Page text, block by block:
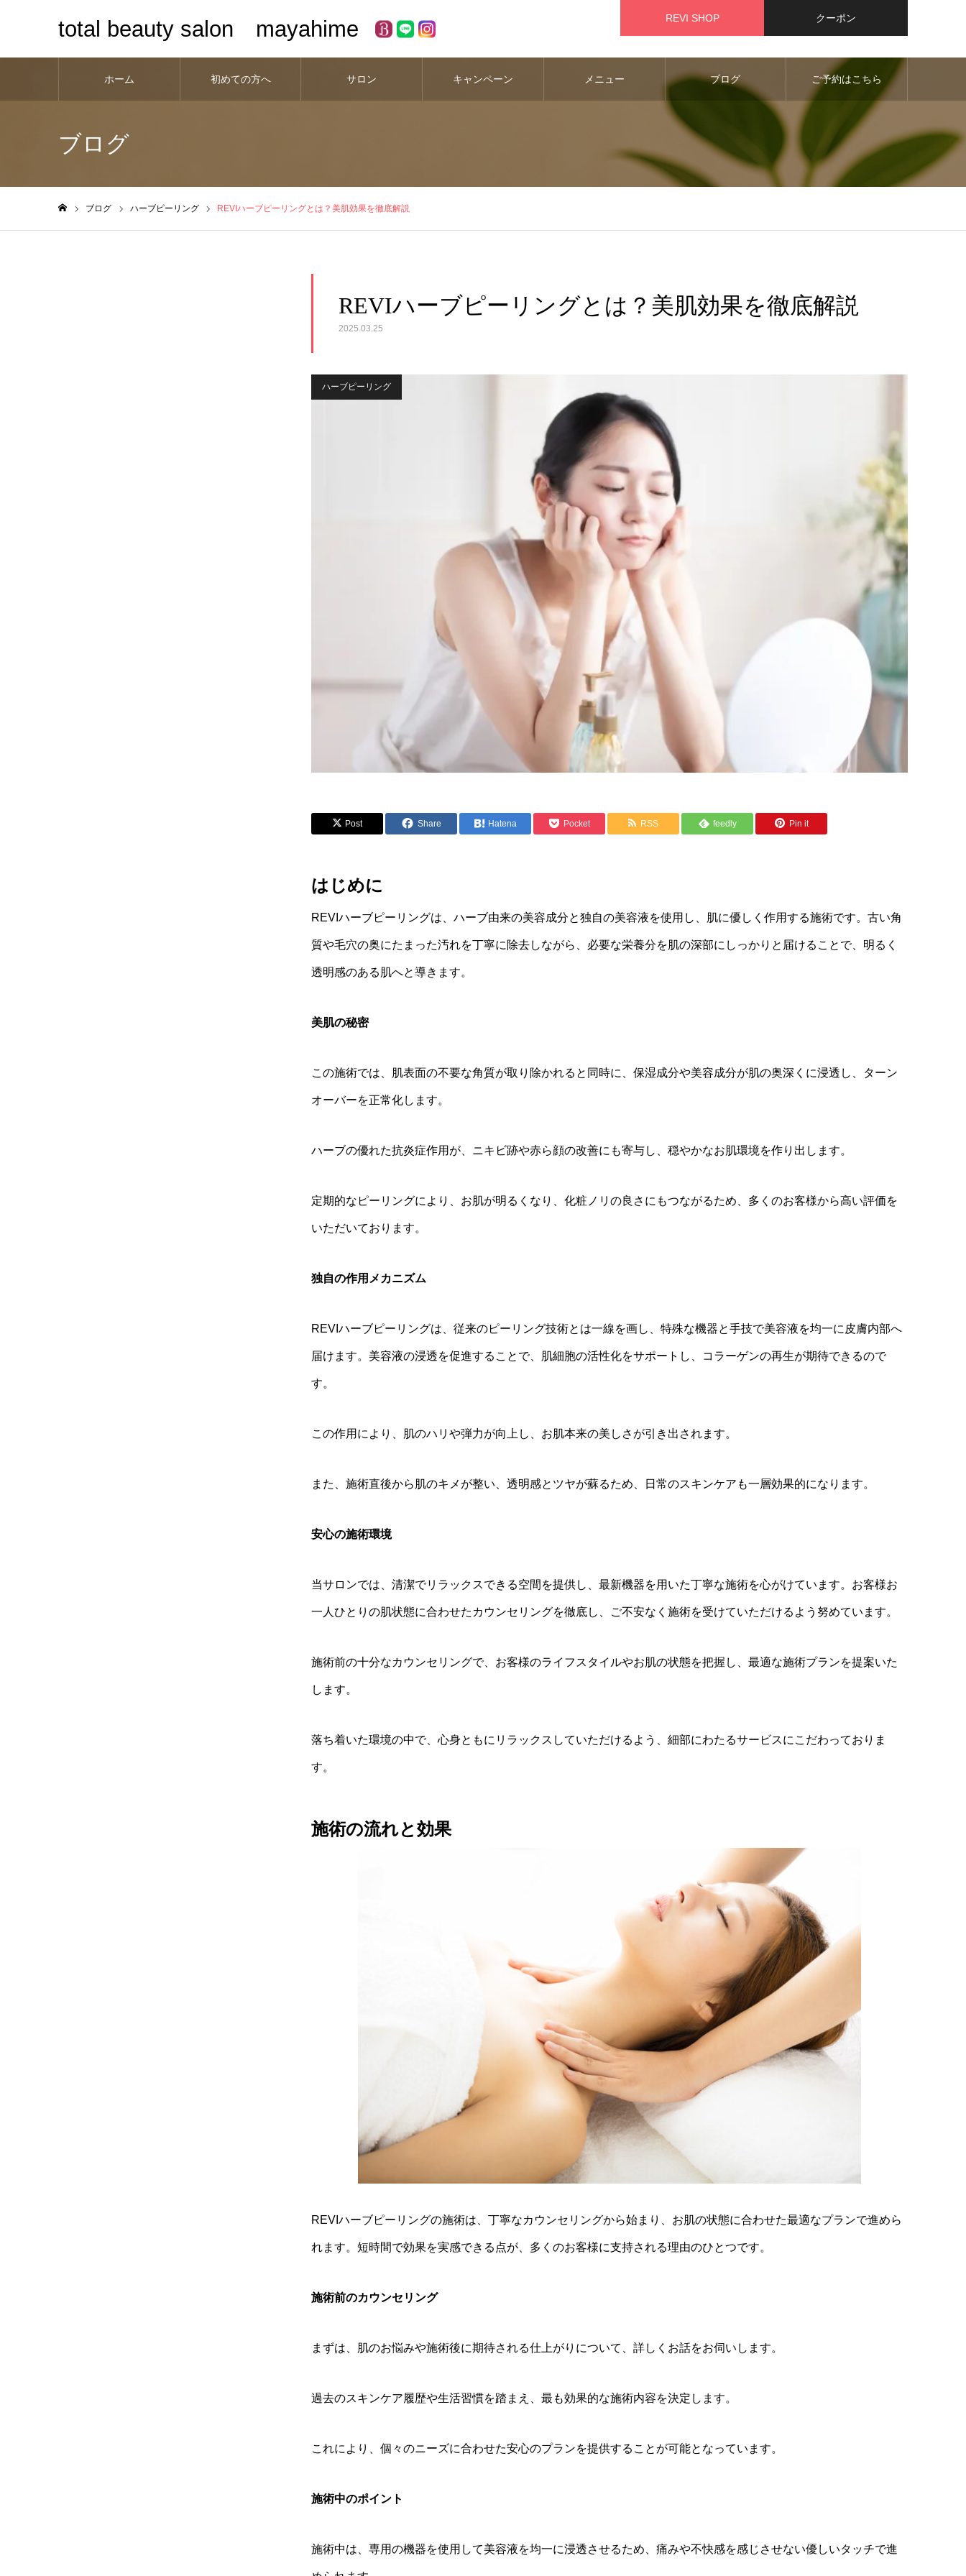
total beauty salon mayahime REVI SHOP クーポン
ホーム 初めての方へ サロン キャンペーン メニュー ブログ ご予約はこちら
ブログ
ブログ ハーブピーリング REVIハーブピーリングとは？美肌効果を徹底解説
REVIハーブピーリングとは？美肌効果を徹底解説
2025.03.25
ハーブピーリング
Post Share Hatena Pocket RSS feedly Pin it
はじめに
REVIハーブピーリングは、ハーブ由来の美容成分と独自の美容液を使用し、肌に優しく作用する施術です。古い角
質や毛穴の奥にたまった汚れを丁寧に除去しながら、必要な栄養分を肌の深部にしっかりと届けることで、明るく
透明感のある肌へと導きます。
美肌の秘密
この施術では、肌表面の不要な角質が取り除かれると同時に、保湿成分や美容成分が肌の奥深くに浸透し、ターン
オーバーを正常化します。
ハーブの優れた抗炎症作用が、ニキビ跡や赤ら顔の改善にも寄与し、穏やかなお肌環境を作り出します。
定期的なピーリングにより、お肌が明るくなり、化粧ノリの良さにもつながるため、多くのお客様から高い評価を
いただいております。
独自の作用メカニズム
REVIハーブピーリングは、従来のピーリング技術とは一線を画し、特殊な機器と手技で美容液を均一に皮膚内部へ
届けます。美容液の浸透を促進することで、肌細胞の活性化をサポートし、コラーゲンの再生が期待できるので
す。
この作用により、肌のハリや弾力が向上し、お肌本来の美しさが引き出されます。
また、施術直後から肌のキメが整い、透明感とツヤが蘇るため、日常のスキンケアも一層効果的になります。
安心の施術環境
当サロンでは、清潔でリラックスできる空間を提供し、最新機器を用いた丁寧な施術を心がけています。お客様お
一人ひとりの肌状態に合わせたカウンセリングを徹底し、ご不安なく施術を受けていただけるよう努めています。
施術前の十分なカウンセリングで、お客様のライフスタイルやお肌の状態を把握し、最適な施術プランを提案いた
します。
落ち着いた環境の中で、心身ともにリラックスしていただけるよう、細部にわたるサービスにこだわっておりま
す。
施術の流れと効果
REVIハーブピーリングの施術は、丁寧なカウンセリングから始まり、お肌の状態に合わせた最適なプランで進めら
れます。短時間で効果を実感できる点が、多くのお客様に支持される理由のひとつです。
施術前のカウンセリング
まずは、肌のお悩みや施術後に期待される仕上がりについて、詳しくお話をお伺いします。
過去のスキンケア履歴や生活習慣を踏まえ、最も効果的な施術内容を決定します。
これにより、個々のニーズに合わせた安心のプランを提供することが可能となっています。
施術中のポイント
施術中は、専用の機器を使用して美容液を均一に浸透させるため、痛みや不快感を感じさせない優しいタッチで進